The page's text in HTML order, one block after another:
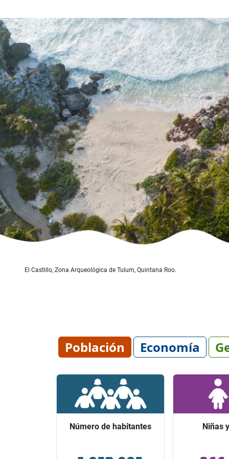
El Castillo, Zona Arqueológica de Tulum, Quintana Roo.
Población Economía
Número de habitantes
Número de habitantes Niñas
Niñas